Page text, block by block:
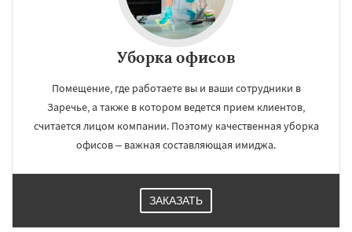
Уборка офисов
Помещение, где работаете вы и ваши сотрудники в
Заречье, а также в котором ведется прием клиентов,
считается лицом компании. Поэтому качественная уборка
офисов – важная составляющая имиджа.
ЗАКАЗАТЬ